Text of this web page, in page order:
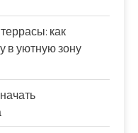
как
в уютную зону